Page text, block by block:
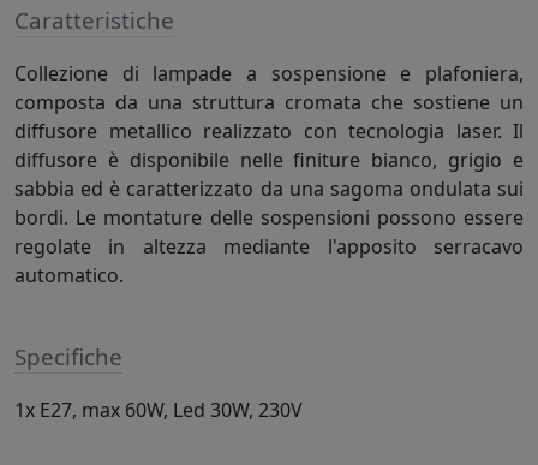
Caratteristiche
Collezione di lampade a sospensione e plafoniera,
composta da una struttura cromata che sostiene un
diffusore metallico realizzato con tecnologia laser. Il
diffusore è disponibile nelle finiture bianco, grigio e
sabbia ed è caratterizzato da una sagoma ondulata sui
bordi. Le montature delle sospensioni possono essere
regolate in altezza mediante l'apposito serracavo
automatico.
Specifiche
1x E27, max 60W, Led 30W, 230V